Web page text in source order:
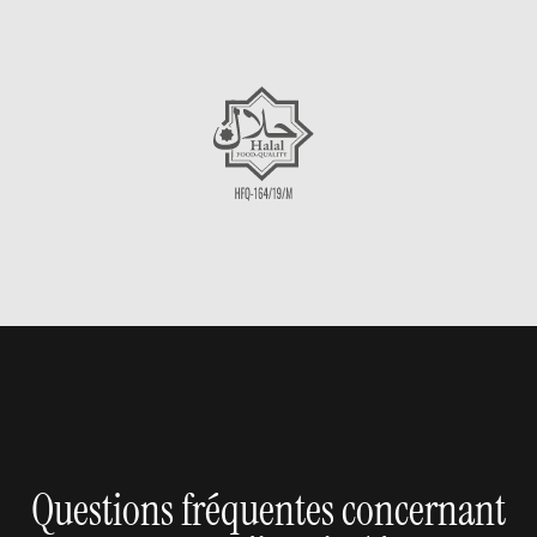
Questions fréquentes concernant